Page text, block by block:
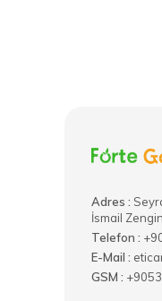
Adres :
İsmail
Telefon :
E-Mail :
GSM :